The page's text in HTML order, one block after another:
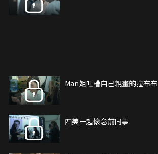
Man姐吐槽自己親畫的拉布布
四美一起懷念前同事